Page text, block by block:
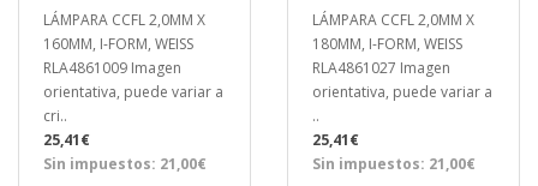
LÁMPARA CCFL 2,0MM X
160MM, I-FORM, WEISS
RLA4861009 Imagen
orientativa, puede variar a
cri..
25,41€
Sin impuestos: 21,00€
LÁMPARA CCFL 2,0MM X
180MM, I-FORM, WEISS
RLA4861027 Imagen
orientativa, puede variar a
..
25,41€
Sin impuestos: 21,00€